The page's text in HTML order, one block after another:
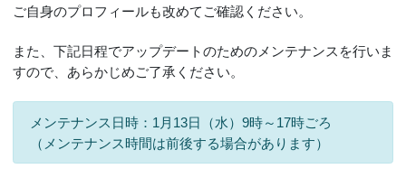
ご自身のプロフィールも改めてご確認ください。
また、下記日程でアップデートのためのメンテナンスを行いま
すので、あらかじめご了承ください。
メンテナンス日時：1月13日（水）9時～17時ごろ
（メンテナンス時間は前後する場合があります）